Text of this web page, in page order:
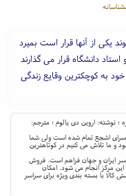
یکی از آنها قرار است بمیرد
استاد دانشگاه قرار می گذارند
خود به کوچکترین وقایع زندگی
نوشته: اروین دی یالوم ؛ مترجم:
سرای اشجع تمام شده است ولی شما
و ما تلاش می کنیم در کوتاهترین
ایران و جهان فراهم است. فروش
مرکز انجام می شود. امکان
کالا با بسته بندی ویژه برای سراسر